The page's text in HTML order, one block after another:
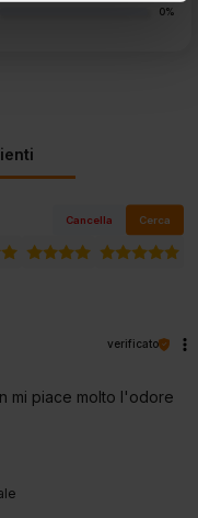
0%
Cancella Cerca
verificato
mi piace molto l'odore